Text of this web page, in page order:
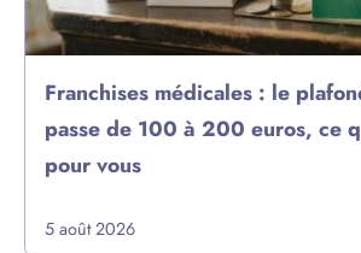
Franchises médicales : le
passe de 100 à 200 euros, ce
pour vous
5 août 2026